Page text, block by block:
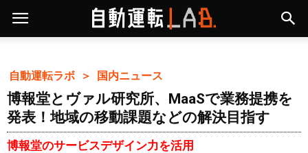
自動運転ラボ ＞ 国内ニュース
博報堂とヴァル研究所、MaaSで業務提携を
発表！地域の移動課題などの解決目指す
博報堂のサービスデザイン力を活用